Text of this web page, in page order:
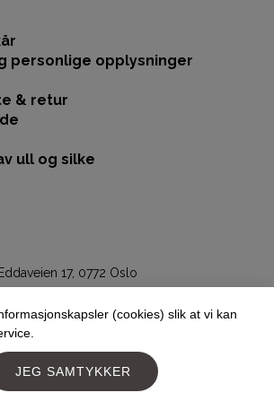
personlige opplysninger
& retur
ull og silke
17, 0772 Oslo
5b
(cookies) slik at vi kan
JEG SAMTYKKER